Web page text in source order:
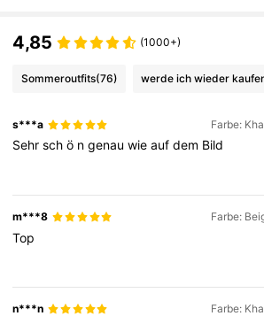
4,85 (1000+)
Sommeroutfits(76) werde ich wieder
s***a Farbe:
Sehrschö ngenauwieaufdem Bild
m***8 Farbe:
Top
n***n Farbe: